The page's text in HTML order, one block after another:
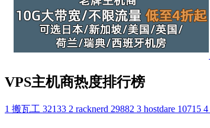
VPS主机商热度排行榜
1 搬瓦工 32133 2 racknerd 29882 3 hostdare 10715 4